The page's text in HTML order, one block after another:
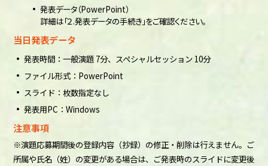
発表データ（PowerPoint）
詳細は「２.発表データの手続き」をご確認ください。
当日発表データ
発表時間：一般演題 7分、スペシャルセッション 10分
ファイル形式：PowerPoint
スライド：枚数指定なし
発表用PC：Windows
注意事項
※演題応募期間後の登録内容（抄録）の修正・削除は行えません。ご
所属や氏名（姓）の変更がある場合は、ご発表時のスライドに変更後